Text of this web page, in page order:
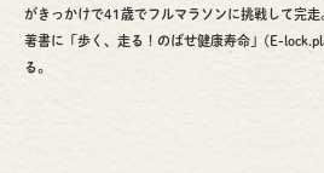
がきっかけで41歳でフルマラソンに挑戦して完走
著書に「歩く、走る！のばせ健康寿命」(E-
る。